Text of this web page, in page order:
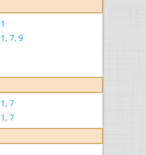
1
1, 7, 9
1, 7
1, 7